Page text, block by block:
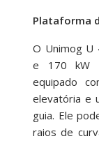
Plataforma
O Unimog U
e 170 kW
equipado
elevatória e
guia. Ele
raios de